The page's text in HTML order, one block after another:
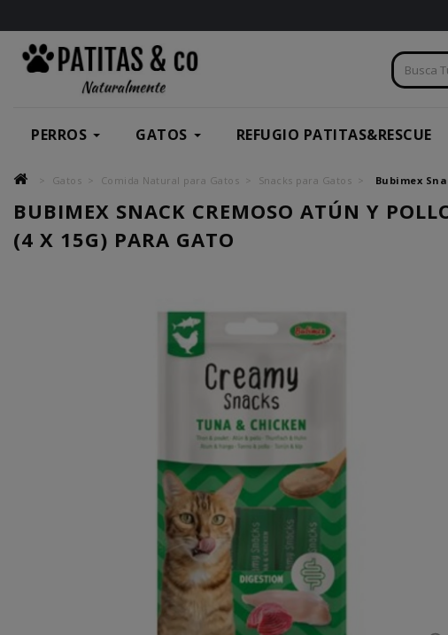
PERROS GATOS REFUGIO PATITAS&RESCUE
Gatos Comida Natural para Gatos Snacks para Gatos Bubimex
BUBIMEX SNACK CREMOSO ATÚN Y
(4 X 15G) PARA GATO